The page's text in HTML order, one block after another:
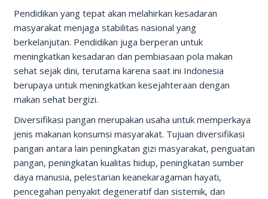
Pendidikan yang tepat akan melahirkan kesadaran
masyarakat menjaga stabilitas nasional yang
berkelanjutan. Pendidikan juga berperan untuk
meningkatkan kesadaran dan pembiasaan pola makan
sehat sejak dini, terutama karena saat ini Indonesia
berupaya untuk meningkatkan kesejahteraan dengan
makan sehat bergizi.
Diversifikasi pangan merupakan usaha untuk memperkaya
jenis makanan konsumsi masyarakat. Tujuan diversifikasi
pangan antara lain peningkatan gizi masyarakat, penguatan
pangan, peningkatan kualitas hidup, peningkatan sumber
daya manusia, pelestarian keanekaragaman hayati,
pencegahan penyakit degeneratif dan sistemik, dan